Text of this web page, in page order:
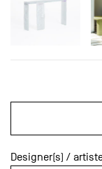
Designer(s) /